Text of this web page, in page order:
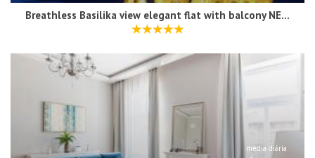
Breathless Basilika view elegant flat with balcony NEED RESERVATION X FREE PARKING
média diária